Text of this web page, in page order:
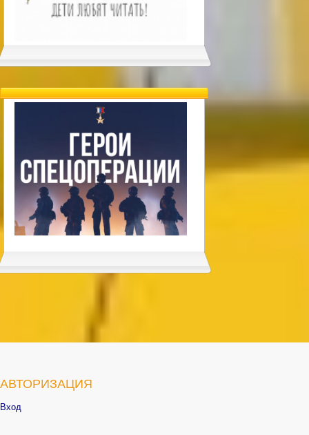
АВТОРИЗАЦИЯ
Вход